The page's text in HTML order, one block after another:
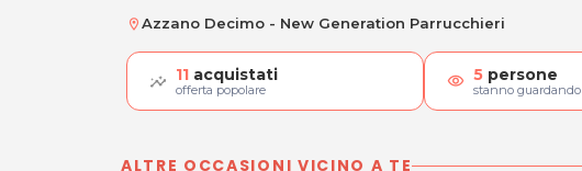
location_on Azzano Decimo - New Generation Parrucchieri
11 acquistati
offerta popolare visibility 5 persone
stanno guardando
ALTRE OCCASIONI VICINO A TE